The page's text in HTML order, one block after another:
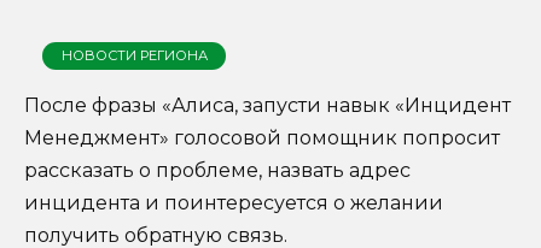
НОВОСТИ РЕГИОНА
После фразы «Алиса, запусти навык «Инцидент
Менеджмент» голосовой помощник попросит
рассказать о проблеме, назвать адрес
инцидента и поинтересуется о желании
получить обратную связь.